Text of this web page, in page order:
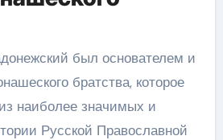
был основателем и
братства, которое
наиболее значимых и
Русской Православной